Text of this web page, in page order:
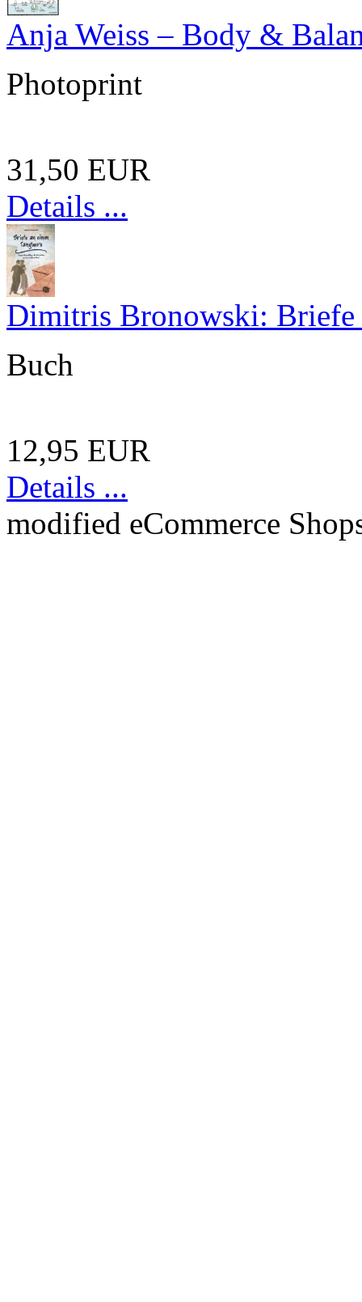
Anja Weiss – Body &
Photoprint
31,50 EUR
Details ...
Dimitris Bronowski: Briefe
Buch
12,95 EUR
Details ...
modified eCommerce